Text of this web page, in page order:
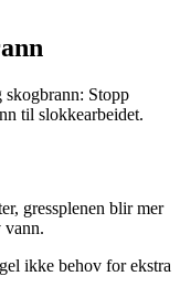
skogbrann: Stopp
til slokkearbeidet.
gressplenen blir mer
vann.
ikke behov for ekstra